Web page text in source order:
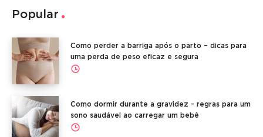
Popular
Como perder a barriga após o parto – dicas para
uma perda de peso eficaz e segura
Como dormir durante a gravidez - regras para um
sono saudável ao carregar um bebê